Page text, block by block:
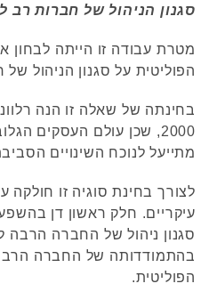
סגנון הניהול של חברות רב
מטרת עבודה זו הייתה
הפוליטית על סגנון הניהול
בחינתה של שאלה זו הנה
2000, שכן עולם העסקים
מתייעל לנוכח השינויים
לצורך בחינת סוגיה זו חולקה
עיקריים. חלק ראשון דן
סגנון ניהול של החברה הרבה
בהתמודדותה של החברה הרב
הפוליטית.